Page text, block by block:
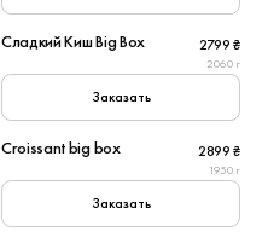
Сладкий Киш Big Box 2799 ₴
2060 г
Заказать
Croissant big box 2899 ₴
1950 г
Заказать